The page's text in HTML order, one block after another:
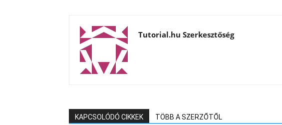
Tutorial.hu Szerkesztőség
KAPCSOLÓDÓ CIKKEK TÖBB A SZERZŐTŐL